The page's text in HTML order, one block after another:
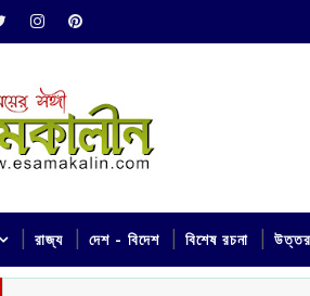
রাজ্য দেশ - বিদেশ বিশেষ রচনা উত্তর